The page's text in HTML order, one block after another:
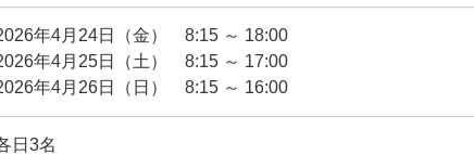
年4月24日（金） 8:15 ～ 18:00
年4月25日（土） 8:15 ～ 17:00
年4月26日（日） 8:15 ～ 16:00
日3名